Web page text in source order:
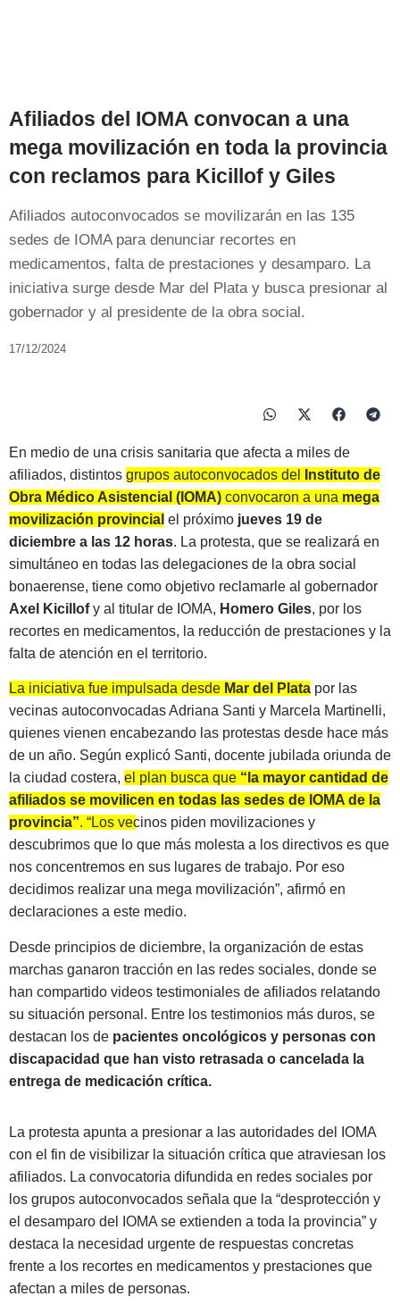
Afiliados del IOMA convocan a una
mega movilización en toda la provincia
con reclamos para Kicillof y Giles
Afiliados autoconvocados se movilizarán en las 135
sedes de IOMA para denunciar recortes en
medicamentos, falta de prestaciones y desamparo. La
iniciativa surge desde Mar del Plata y busca presionar al
gobernador y al presidente de la obra social.
17/12/2024
En medio de una crisis sanitaria que afecta a miles de
afiliados, distintos grupos autoconvocados del
Instituto de
Obra Médico Asistencial (IOMA) convocaron a una mega
movilización provincial el próximo jueves 19 de
diciembre a las 12 horas. La protesta, que se realizará en
simultáneo en todas las delegaciones de la obra social
bonaerense, tiene como objetivo reclamarle al gobernador
Axel Kicillofy al titular de IOMA, Homero Giles, por los
recortes en medicamentos, la reducción de prestaciones y la
falta de atención en el territorio.
La iniciativa fue impulsada desde Mar del Plata por las
vecinas autoconvocadas Adriana Santi y Marcela Martinelli,
quienes vienen encabezando las protestas desde hace más
de un año. Según explicó Santi, docente jubilada oriunda de
la ciudad costera, el plan busca que “la mayor cantidad de
afiliados se movilicen en todas las sedes de IOMA de la
provincia”. “Los vecinos piden movilizaciones y
descubrimos que lo que más molesta a los directivos es que
nos concentremos en sus lugares de trabajo. Por eso
decidimos realizar una mega movilización”, afirmó en
declaraciones a este medio.
Desde principios de diciembre, la organización de estas
marchas ganaron tracción en las redes sociales, donde se
han compartido videos testimoniales de afiliados relatando
su situación personal. Entre los testimonios más duros, se
destacan los de pacientes oncológicos y personas con
discapacidad que han visto retrasada o cancelada la
entrega de medicación crítica.
La protesta apunta a presionar a las autoridades del IOMA
con el fin de visibilizar la situación crítica que atraviesan los
afiliados. La convocatoria difundida en redes sociales por
los grupos autoconvocados señala que la “desprotección y
el desamparo del IOMA se extienden a toda la provincia” y
destaca la necesidad urgente de respuestas concretas
frente a los recortes en medicamentos y prestaciones que
afectan a miles de personas.